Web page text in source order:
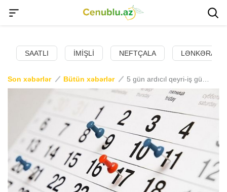
SAATLI İMIŞLI NEFTÇALA LƏNKƏRAN
Son xəbərlər Bütün xəbərlər